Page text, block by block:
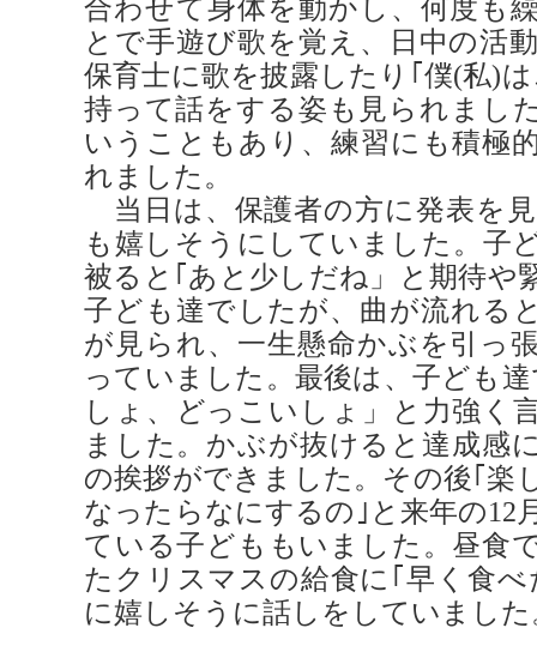
合わせて身体を動かし、何度も
とで手遊び歌を覚え、日中の活
保育士に歌を披露したり｢僕(私)
持って話をする姿も見られまし
いうこともあり、練習にも積極
れました。
当日は、保護者の方に発表を
も嬉しそうにしていました。子
被ると｢あと少しだね」と期待や
子ども達でしたが、曲が流れる
が見られ、一生懸命かぶを引っ
っていました。最後は、子ども
しょ、どっこいしょ」と力強く
ました。かぶが抜けると達成感
の挨拶ができました。その後｢楽
なったらなにするの｣と来年の12
ている子どももいました。昼食
たクリスマスの給食に｢早く食
に嬉しそうに話しをしていました